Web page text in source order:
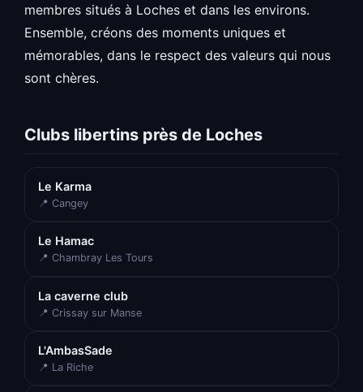
membres situés à Loches et dans les environs.
Ensemble, créons des moments uniques et
mémorables, dans le respect des valeurs qui nous
sont chères.
Clubs libertins près de Loches
Le Karma
📍 Cangey
Le Hamac
📍 Chambray Les Tours
La caverne club
📍 Crissay sur Manse
L'AmbasSade
📍 La Riche